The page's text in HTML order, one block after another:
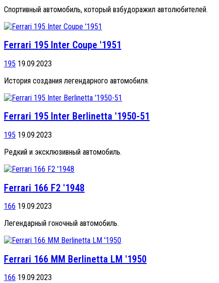
Спортивный автомобиль, который взбудоражил автолюбителей.
Ferrari 195 Inter Coupe '1951
195 19.09.2023
История создания легендарного автомобиля.
Ferrari 195 Inter Berlinetta '1950-51
195 19.09.2023
Редкий и эксклюзивный автомобиль.
Ferrari 166 F2 '1948
166 19.09.2023
Легендарный гоночный автомобиль.
Ferrari 166 MM Berlinetta LM '1950
166 19.09.2023